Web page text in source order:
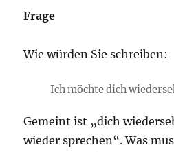
Frage
Wie würden Sie schreiben:
Ich möchte dich
Gemeint ist „dich
wieder sprechen“. Was